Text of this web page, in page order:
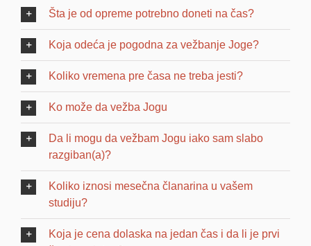
Šta je od opreme potrebno doneti na čas?
Koja odeća je pogodna za vežbanje Joge?
Koliko vremena pre časa ne treba jesti?
Ko može da vežba Jogu
Da li mogu da vežbam Jogu iako sam slabo
razgiban(a)?
Koliko iznosi mesečna članarina u vašem
studiju?
Koja je cena dolaska na jedan čas i da li je prvi